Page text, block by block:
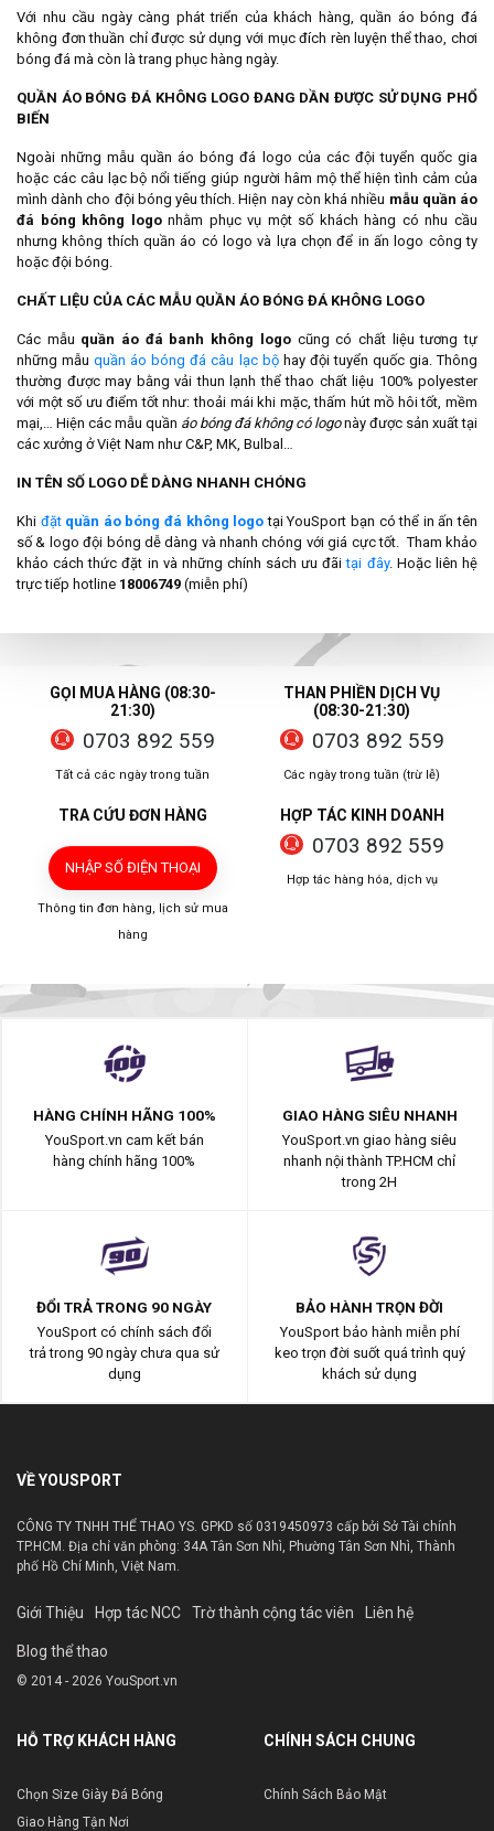
Với nhu cầu ngày càng phát triển của khách hàng, quần áo bóng đá
không đơn thuần chỉ được sử dụng với mục đích rèn luyện thể thao, chơi
bóng đá mà còn là trang phục hàng ngày.
QUẦN ÁO BÓNG ĐÁ KHÔNG LOGO ĐANG DẦN ĐƯỢC SỬ DỤNG PHỔ
BIẾN
Ngoài những mẫu quần áo bóng đá logo của các đội tuyển quốc gia
hoặc các câu lạc bộ nổi tiếng giúp người hâm mộ thể hiện tình cảm của
mình dành cho đội bóng yêu thích. Hiện nay còn khá nhiều mẫu quần áo
đá bóng không logonhằm phục vụ một số khách hàng có nhu cầu
nhưng không thích quần áo có logo và lựa chọn để in ấn logo công ty
hoặc đội bóng.
CHẤT LIỆU CỦA CÁC MẪU QUẦN ÁO BÓNG ĐÁ KHÔNG LOGO
Các mẫu quần áo đá banh không logocũng có chất liệu tương tự
những mẫuquần áo bóng đá câu lạc bộhay đội tuyển quốc gia. Thông
thường được may bằng vải thun lạnh thể thao chất liệu 100% polyester
với một số ưu điểm tốt như: thoải mái khi mặc, thấm hút mồ hôi tốt, mềm
mại,… Hiện các mẫu quần áo bóng đá không có logonày được sản xuất tại
các xưởng ở Việt Nam như C&P, MK, Bulbal…
IN TÊN SỐ LOGO DỄ DÀNG NHANH CHÓNG
Khi đặt quần áo bóng đá không logo tại YouSport bạn có thể in ấn tên
số & logo đội bóng dễ dàng và nhanh chóng với giá cực tốt. Tham khảo
khảo cách thức đặt in và những chính sách ưu đãitại đây. Hoặc liên hệ
trực tiếp hotline 18006749 (miễn phí)
GỌI MUA HÀNG (08:30-
21:30)
0703 892 559
Tất cả các ngày trong tuần
THAN PHIỀN DỊCH VỤ
(08:30-21:30)
0703 892 559
Các ngày trong tuần (trừ lễ)
TRA CỨU ĐƠN HÀNG
NHẬP SỐ ĐIỆN THOẠI
Thông tin đơn hàng, lịch sử mua
hàng
HỢP TÁC KINH DOANH
0703 892 559
Hợp tác hàng hóa, dịch vụ
HÀNG CHÍNH HÃNG 100%
YouSport.vn cam kết bán
hàng chính hãng 100%
GIAO HÀNG SIÊU NHANH
YouSport.vn giao hàng siêu
nhanh nội thành TP.HCM chỉ
trong 2H
ĐỔI TRẢ TRONG 90 NGÀY
YouSport có chính sách đổi
trả trong 90 ngày chưa qua sử
dụng
BẢO HÀNH TRỌN ĐỜI
YouSport bảo hành miễn phí
keo trọn đời suốt quá trình quý
khách sử dụng
VỀ YOUSPORT
CÔNG TY TNHH THỂ THAO YS. GPKD số 0319450973 cấp bởi Sở Tài chính
TP.HCM. Địa chỉ văn phòng: 34A Tân Sơn Nhì, Phường Tân Sơn Nhì, Thành
phố Hồ Chí Minh, Việt Nam.
Giới Thiệu Hợp tác NCC Trờ thành cộng tác viên Liên hệ
Blog thể thao
© 2014 - 2026 YouSport.vn
HỖ TRỢ KHÁCH HÀNG
Chọn Size Giày Đá Bóng
Giao Hàng Tận Nơi
CHÍNH SÁCH CHUNG
Chính Sách Bảo Mật